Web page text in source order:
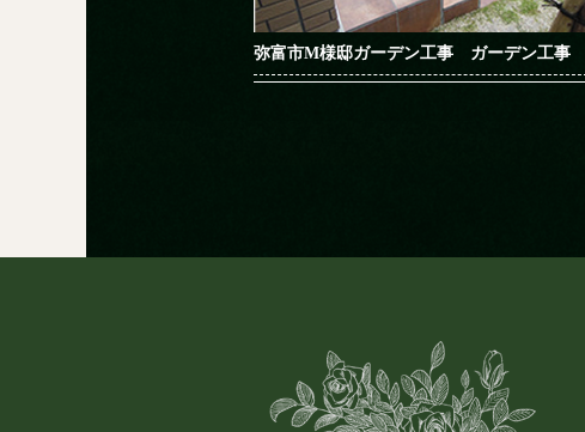
弥富市M様邸ガーデン工事 ガーデン工事